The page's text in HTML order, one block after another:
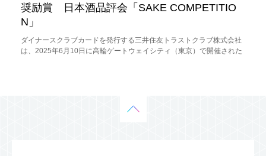
奨励賞 日本酒品評会「SAKE COMPETITIO
N」
ダイナースクラブカードを発行する三井住友トラストクラブ株式会社
は、2025年6月10日に高輪ゲートウェイシティ（東京）で開催された